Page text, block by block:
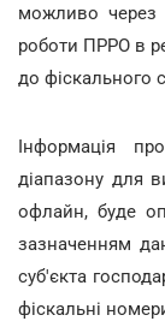
можливо через
роботи ПРРО в
до фіскального
Інформація
діапазону для
офлайн, буде
зазначенням
суб'єкта
фіскальні